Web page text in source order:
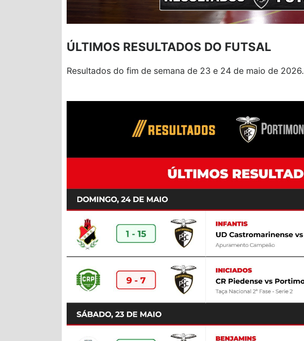
ÚLTIMOS RESULTADOS DO FUTSAL
Resultados do fim de semana de 23 e 24 de maio de 2026.